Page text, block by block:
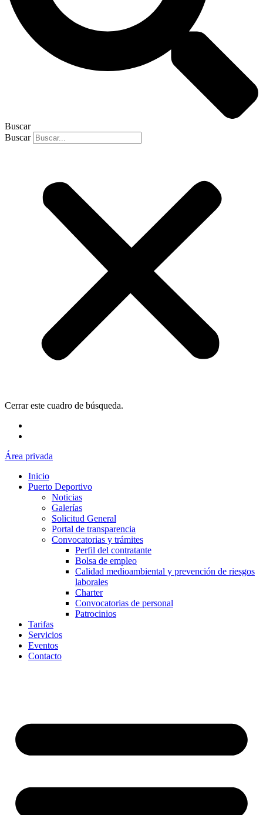
Buscar
Buscar
Cerrar este cuadro de búsqueda.
Área privada
Inicio
Puerto Deportivo
Noticias
Galerías
Solicitud General
Portal de transparencia
Convocatorias y trámites
Perfil del contratante
Bolsa de empleo
Calidad medioambiental y prevención de riesgos
laborales
Charter
Convocatorias de personal
Patrocinios
Tarifas
Servicios
Eventos
Contacto